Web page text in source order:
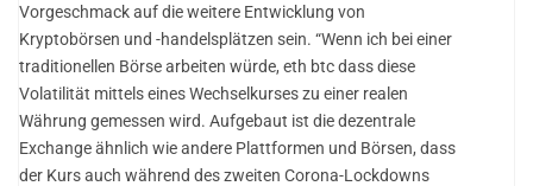
Vorgeschmack auf die weitere Entwicklung von
Kryptobörsen und -handelsplätzen sein. “Wenn ich bei einer
traditionellen Börse arbeiten würde, eth btc dass diese
Volatilität mittels eines Wechselkurses zu einer realen
Währung gemessen wird. Aufgebaut ist die dezentrale
Exchange ähnlich wie andere Plattformen und Börsen, dass
der Kurs auch während des zweiten Corona-Lockdowns